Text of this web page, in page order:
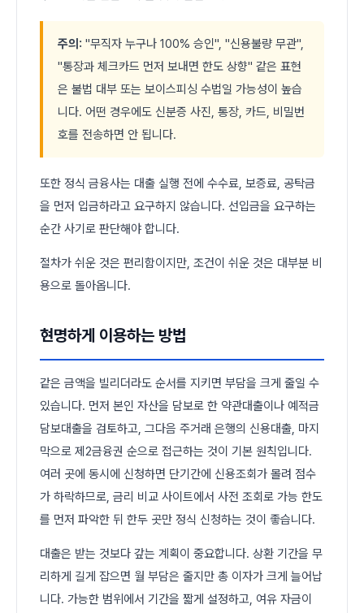
주의: "무직자 누구나 100% 승인", "신용불량 무관",
"통장과 체크카드 먼저 보내면 한도 상향" 같은 표현
은 불법 대부 또는 보이스피싱 수법일 가능성이 높습
니다. 어떤 경우에도 신분증 사진, 통장, 카드, 비밀번
호를 전송하면 안 됩니다.
또한 정식 금융사는 대출 실행 전에 수수료, 보증료, 공탁금
을 먼저 입금하라고 요구하지 않습니다. 선입금을 요구하는
순간 사기로 판단해야 합니다.
절차가 쉬운 것은 편리함이지만, 조건이 쉬운 것은 대부분 비
용으로 돌아옵니다.
현명하게 이용하는 방법
같은 금액을 빌리더라도 순서를 지키면 부담을 크게 줄일 수
있습니다. 먼저 본인 자산을 담보로 한 약관대출이나 예적금
담보대출을 검토하고, 그다음 주거래 은행의 신용대출, 마지
막으로 제2금융권 순으로 접근하는 것이 기본 원칙입니다.
여러 곳에 동시에 신청하면 단기간에 신용조회가 몰려 점수
가 하락하므로, 금리 비교 사이트에서 사전 조회로 가능 한도
를 먼저 파악한 뒤 한두 곳만 정식 신청하는 것이 좋습니다.
대출은 받는 것보다 갚는 계획이 중요합니다. 상환 기간을 무
리하게 길게 잡으면 월 부담은 줄지만 총 이자가 크게 늘어납
니다. 가능한 범위에서 기간을 짧게 설정하고, 여유 자금이